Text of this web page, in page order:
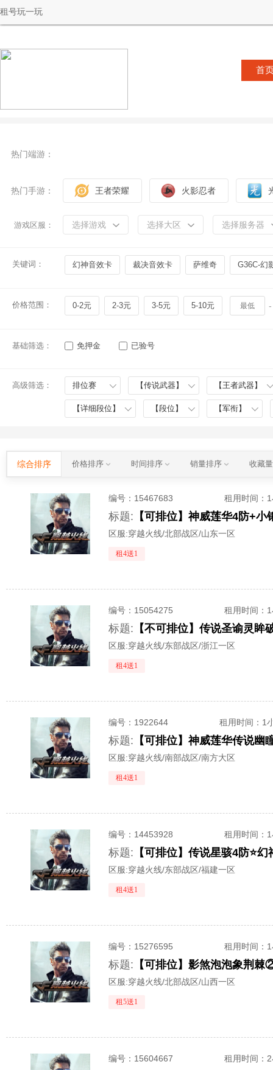
租号玩一玩
首
热门端游：
热门手游： 王者荣耀 火影忍者
游戏区服： 选择游戏 选择大区 选择服务器
关键词： 幻神音效卡 裁决音效卡 萨维奇 G36C-幻
价格范围： 0-2元 2-3元 3-5元 5-10元 -
基础筛选： 免押金 已验号
高级筛选： 排位赛 【传说武器】 【王者武器】
【详细段位】 【段位】 【军衔】
综合排序 价格排序 时间排序 销量排序 收藏
编号： 15467683 租用时间 ：
标题:
区服:穿越火线/北部战区/山东一区
租4送1
编号： 15054275 租用时间 ：
标题:
区服:穿越火线/东部战区/浙江一区
租4送1
编号： 1922644 租用时间 ：1
标题:
区服:穿越火线/南部战区/南方大区
租4送1
编号： 14453928 租用时间 ：
标题:
区服:穿越火线/东部战区/福建一区
租4送1
编号： 15276595 租用时间 ：
标题:
区服:穿越火线/北部战区/山西一区
租5送1
编号： 15604667 租用时间 ：